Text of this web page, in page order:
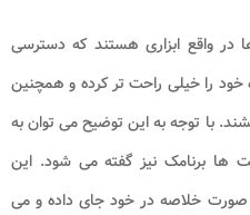
واقع ابزاری هستند که دسترسی
خود را خیلی راحت تر کرده و همچنین
با توجه به این توضیح می توان به
ها برنامک نیز گفته می شود. این
صورت خلاصه در خود جای داده و می